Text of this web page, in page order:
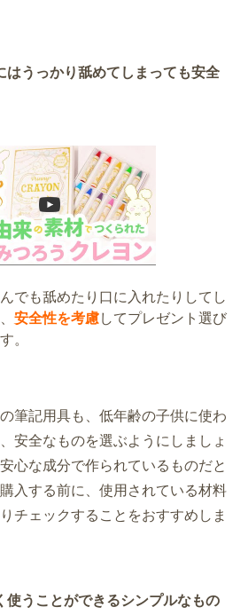
はうっかり舐めてしまっても安全
でも舐めたり口に入れたりしてし
安全性を考慮してプレゼント選び
。
筆記用具も、低年齢の子供に使わ
安全なものを選ぶようにしましょ
心な成分で作られているものだと
入する前に、使用されている材料
チェックすることをおすすめしま
使うことができるシンプルなもの